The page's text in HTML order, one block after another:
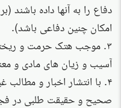
دفاع را به آنها داده
امکان چنین دفاعی باشد).
۳. موجب هتک حرمت و
آسیب و زیان های مادی و
۴. با انتشار اخبار و مطالب
صحیح و حقیقت طلبی در